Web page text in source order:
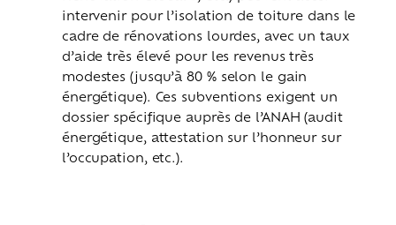
intervenir pour l’isolation de toiture dans le
cadre de rénovations lourdes, avec un taux
d’aide très élevé pour les revenus très
modestes (jusqu’à 80 % selon le gain
énergétique). Ces subventions exigent un
dossier spécifique auprès de l’ANAH (audit
énergétique, attestation sur l’honneur sur
l’occupation, etc.).